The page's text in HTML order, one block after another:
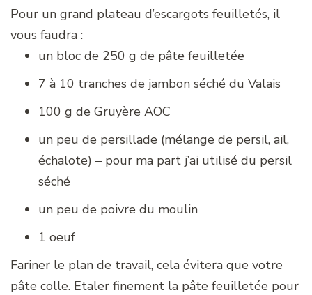
Pour un grand plateau d’escargots feuilletés, il
vous faudra :
un bloc de 250 g de pâte feuilletée
7 à 10 tranches de jambon séché du Valais
100 g de Gruyère AOC
un peu de persillade (mélange de persil, ail,
échalote) – pour ma part j’ai utilisé du persil
séché
un peu de poivre du moulin
1 oeuf
Fariner le plan de travail, cela évitera que votre
pâte colle. Etaler finement la pâte feuilletée pour